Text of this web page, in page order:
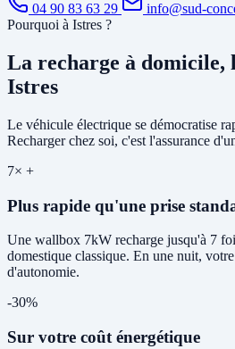
04 90 83 63 29
info@sud-
Pourquoi à Istres ?
La recharge à domicile,
Istres
Le véhicule électrique se démocratise
Recharger chez soi, c'est l'assurance
7× +
Plus rapide qu'une prise
Une wallbox 7kW recharge jusqu'à 7
domestique classique. En une nuit,
d'autonomie.
-30%
Sur votre coût énergétique